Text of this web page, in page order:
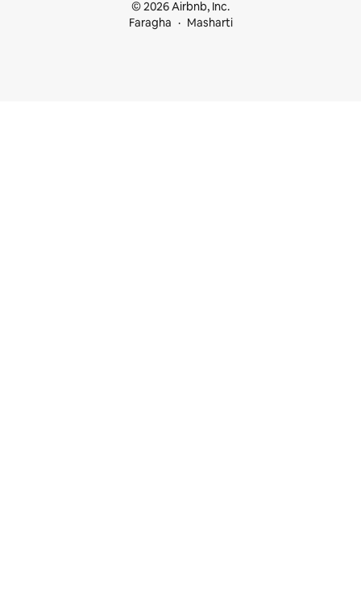
© 2026 Airbnb, Inc.
Faragha
Masharti